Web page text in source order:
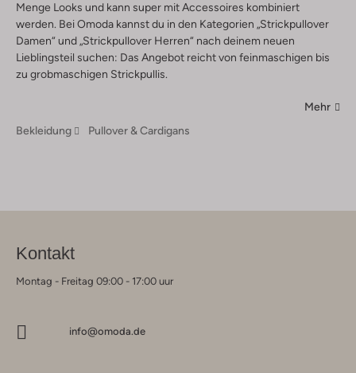
Menge Looks und kann super mit Accessoires kombiniert
werden. Bei Omoda kannst du in den Kategorien „Strickpullover
Damen“ und „Strickpullover Herren“ nach deinem neuen
Lieblingsteil suchen: Das Angebot reicht von feinmaschigen bis
zu grobmaschigen Strickpullis.
Mehr
Bekleidung
Pullover & Cardigans
Kontakt
Montag - Freitag 09:00 - 17:00 uur
info@omoda.de